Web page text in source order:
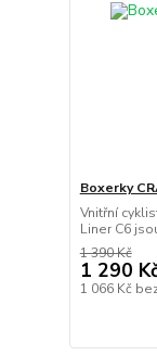
Boxerky
Vnitřní
Liner C6
1 390 Kč
1 290
1 066 Kč